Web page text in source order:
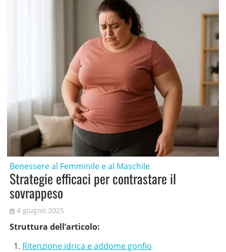
Benessere al Femminile e al Maschile
Strategie efficaci per contrastare il
sovrappeso
4 giugno 2025
Struttura dell’articolo:
Ritenzione idrica e addome gonfio